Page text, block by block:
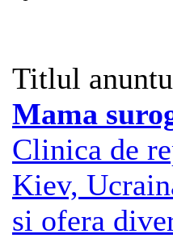
Titlul
Mama
Clinica de
Kiev,
si ofera